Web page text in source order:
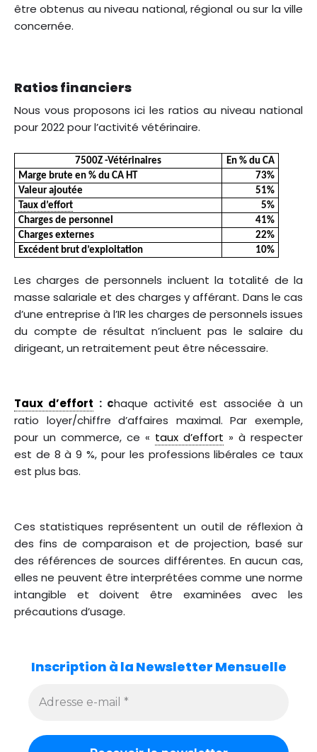
être obtenus au niveau national, régional ou sur la ville
concernée.
Ratios financiers
Nous vous proposons ici les ratios au niveau national
pour 2022 pour l’activité vétérinaire.
7500Z -Vétérinaires
En % du CA
Marge brute en % du CA HT
73%
Valeur ajoutée
51%
Taux d’effort
5%
Charges de personnel
41%
Charges externes
22%
Excédent brut d’exploitation
10%
Les charges de personnels incluent la totalité de la
masse salariale et des charges y afférant. Dans le cas
d’une entreprise à l’IR les charges de personnels issues
du compte de résultat n’incluent pas le salaire du
dirigeant, un retraitement peut être nécessaire.
Taux d’effort : chaque activité est associée à un
ratio loyer/chiffre d’affaires maximal. Par exemple,
pour un commerce, ce « taux d’effort » à respecter
est de 8 à 9 %, pour les professions libérales ce taux
est plus bas.
Ces statistiques représentent un outil de réflexion à
des fins de comparaison et de projection, basé sur
des références de sources différentes. En aucun cas,
elles ne peuvent être interprétées comme une norme
intangible et doivent être examinées avec les
précautions d’usage.
Inscription à la Newsletter Mensuelle